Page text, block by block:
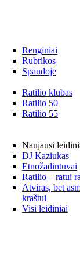
Renginiai
Rubrikos
Spaudoje
Ratilio klubas
Ratilio 50
Ratilio 55
Naujausi
DJ Kaziukas
Etnožadintuvai
Ratilio – ratui
Atviras, bet
kraštui
Visi leidiniai